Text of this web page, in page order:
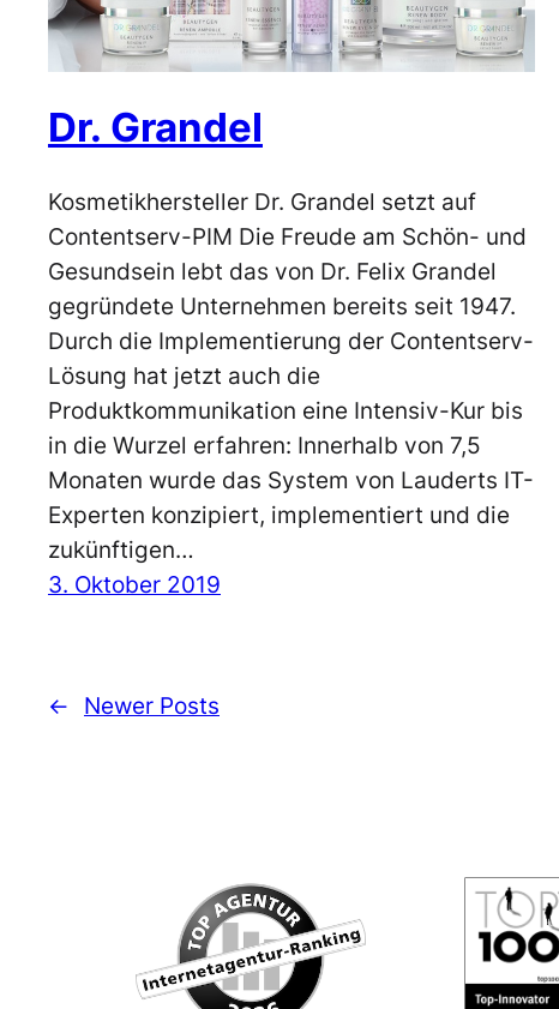
Dr. Grandel
Kosmetikhersteller Dr. Grandel setzt auf
Contentserv-PIM Die Freude am Schön- und
Gesundsein lebt das von Dr. Felix Grandel
gegründete Unternehmen bereits seit 1947.
Durch die Implementierung der Contentserv-
Lösung hat jetzt auch die
Produktkommunikation eine Intensiv-Kur bis
in die Wurzel erfahren: Innerhalb von 7,5
Monaten wurde das System von Lauderts IT-
Experten konzipiert, implementiert und die
zukünftigen…
3. Oktober 2019
← Newer Posts